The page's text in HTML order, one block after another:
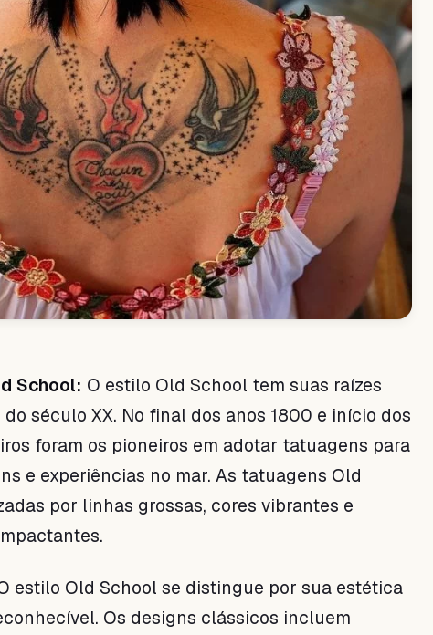
School: O estilo Old School tem suas raízes
século XX. No final dos anos 1800 e início dos
foram os pioneiros em adotar tatuagens para
e experiências no mar. As tatuagens Old
por linhas grossas, cores vibrantes e
estilo Old School se distingue por sua estética
Os designs clássicos incluem